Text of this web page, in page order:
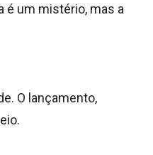
é um mistério, mas a
O lançamento,